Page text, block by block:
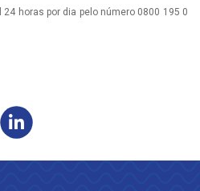
horas por dia pelo número 0800 195 0